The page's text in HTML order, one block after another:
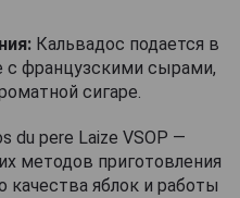
Кальвадос подается в
с французскими сырами,
сигаре.
du pere Laize VSOP —
методов приготовления
качества яблок и работы